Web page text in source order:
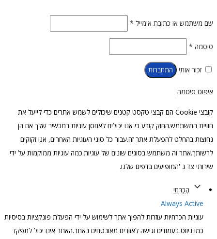
שם משתמש או כתובת אימייל *חובה
סיסמה *חובה
זכור אותי התחברות
איפוס סיסמה
קובצי Cookie הם קבצי טקסט קטנים שיכולים לשמש אתרים כדי לייעל את
חוויית המשתמש.החוק קובע כי אנו יכולים לאחסן עוגיות במכשיר שלך אם הן
נחוצות בהחלט להפעלת אתר זה.עבור כל סוגי העוגיות האחרים, אנו זקוקים
לרשותך.אתר זה משתמש בסוגים שונים של עוגיות.כמה עוגיות ממוקמות על ידי
שירותי צד ג 'המופיעים בדפים שלנו.
הֶכְרֵחִי
Always Active
עוגיות הכרחיות עוזרות להפוך אתר לשימוש על ידי הפעלת פונקציות בסיסיות
כמו ניווט בעמודים וגישה לאזורים מאובטחים באתר.האתר אינו יכול לתפקד